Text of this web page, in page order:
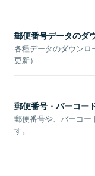
郵便番号データのダ
各種データのダウンロ
更新）
郵便番号・バーコー
郵便番号や、バーコー
す。